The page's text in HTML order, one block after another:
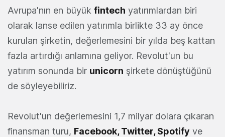
Avrupa'nın ​​en büyük fintech yatırımlardan biri
olarak lanse edilen yatırımla birlikte 33 ay önce
kurulan şirketin, değerlemesini bir yılda beş kattan
fazla artırdığı anlamına geliyor. Revolut'un bu
yatırım sonunda bir unicorn şirkete dönüştüğünü
de söyleyebiliriz.
Revolut'un değerlemesini 1,7 milyar dolara çıkaran
finansman turu, Facebook, Twitter, Spotify ve